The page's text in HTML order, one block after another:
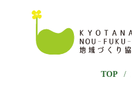
TOP /